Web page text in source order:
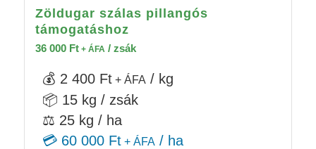
Zöldugar szálas pillangós
támogatáshoz
36 000 Ft+ ÁFA / zsák
💰 2 400 Ft+ ÁFA / kg
📦 15 kg / zsák
⚖️ 25 kg / ha
💳 60 000 Ft+ ÁFA/ ha